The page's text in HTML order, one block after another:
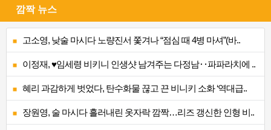
깜짝 뉴스
고소영, 낮술 마시다 노량진서 쫓겨나 “점심 때 4병 마셔”(바..
이정재, ♥임세령 비키니 인생샷 남겨주는 다정남‥파파라치에 ..
혜리 과감하게 벗었다, 탄수화물 끊고 끈 비니키 소화 ‘역대급..
장원영, 술 마시다 흘러내린 옷자락 깜짝…리즈 갱신한 인형 비..